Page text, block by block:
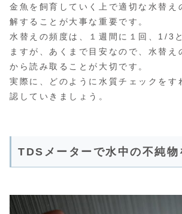
金魚を飼育していく上で適切な水替え
解することが大事な重要です。
水替えの頻度は、１週間に１回、1/3
ますが、あくまで目安なので、水替え
から読み取ることが大切です。
実際に、どのように水質チェックをす
認していきましょう。
TDSメーターで水中の不純物